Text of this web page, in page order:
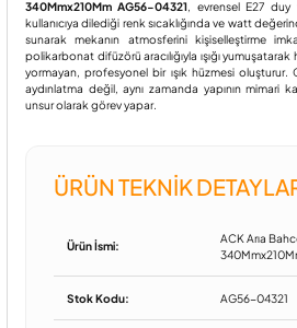
340Mmx210Mm AG56-04321, evrensel E27 duy
kullanıcıya dilediği renk sıcaklığında ve watt
sunarak mekanın atmosferini kişiselleştirme
polikarbonat difüzörü aracılığıyla ışığı
yormayan, profesyonel bir ışık hüzmesi
aydınlatma değil, aynı zamanda yapının mimari
unsur olarak görev yapar.
ÜRÜN TEKNIK
Ürün İsmi:
ACK Arıa
Stok Kodu: AG56-04321